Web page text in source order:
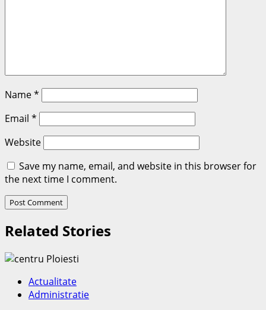
Name*
Email *
Website
Save my name, email, and website in this browser for
the next time I comment.
Related Stories
Actualitate
Administratie